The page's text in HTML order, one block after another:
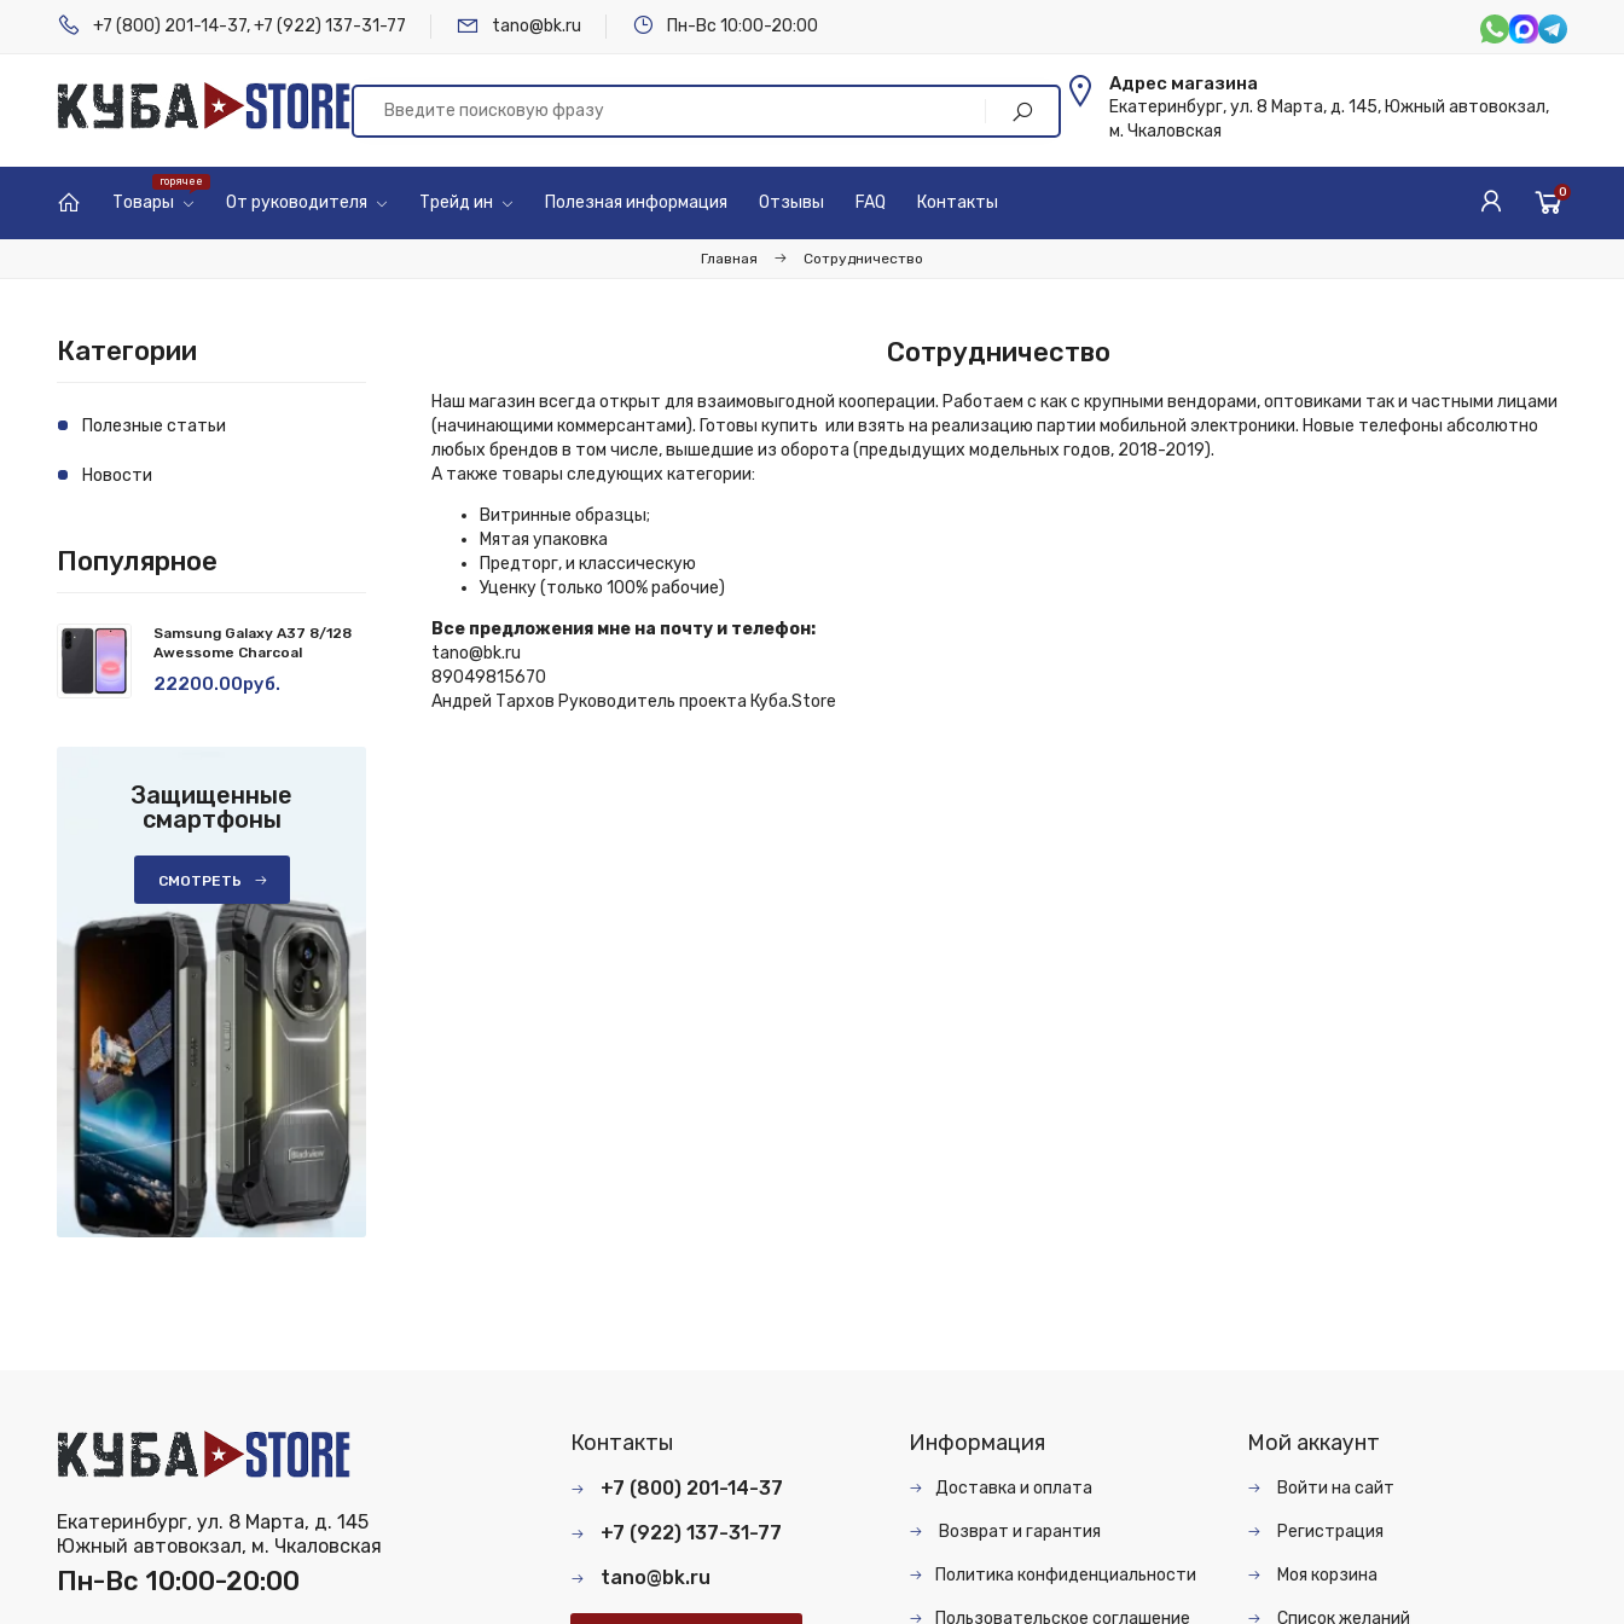
+7 (800) 201-14-37,+7 (922) 137-31-77 tano@bk.ru Пн-Вс 10:00-20:00
Адрес магазина
Екатеринбург, ул. 8 Марта, д. 145, Южный автовокзал,
м. Чкаловская
Товары От руководителя Трейд ин Полезная информация Отзывы FAQ Контакты 0
Главная Сотрудничество
Сотрудничество
Наш магазин всегда открыт для взаимовыгодной кооперации. Работаем с как с крупными вендорами, оптовиками так и частными лицами
(начинающими коммерсантами). Готовы купить или взять на реализацию партии мобильной электроники. Новые телефоны абсолютно
любых брендов в том числе, вышедшие из оборота (предыдущих модельных годов, 2018-2019).
А также товары следующих категории:
Витринные образцы;
Мятая упаковка
Предторг, и классическую
Уценку (только 100% рабочие)
Все предложения мне на почту и телефон:
tano@bk.ru
89049815670
Андрей Тархов Руководитель проекта Куба.Store
Категории
Полезные статьи
Новости
Популярное
Samsung Galaxy A37 8/128
Awessome Charcoal
22200.00руб.
Защищенные
смартфоны
СМОТРЕТЬ
Екатеринбург, ул. 8 Марта, д. 145
Южный автовокзал, м. Чкаловская
Пн-Вс 10:00-20:00
Контакты
+7 (800) 201-14-37
+7 (922) 137-31-77
tano@bk.ru
Информация
Доставка и оплата
Возврат и гарантия
Политика конфиденциальности
Пользовательское соглашение
Мой аккаунт
Войти на сайт
Регистрация
Моя корзина
Список желаний